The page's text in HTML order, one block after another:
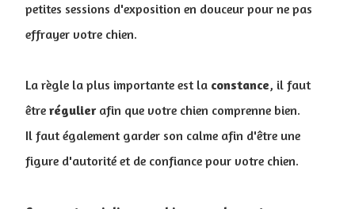
petites sessions d'exposition en douceur pour ne pas
effrayer votre chien.
La règle la plus importante est la constance, il faut
être régulierafin que votre chien comprenne bien.
Il faut également garder son calme afin d'être une
figure d'autorité et de confiance pour votre chien.